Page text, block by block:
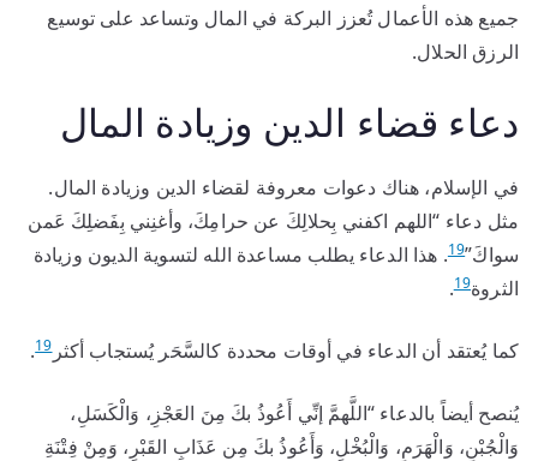
جميع هذه الأعمال تُعزز البركة في المال وتساعد على توسيع
الرزق الحلال.
دعاء قضاء الدين وزيادة المال
في الإسلام، هناك دعوات معروفة لقضاء الدين وزيادة المال.
مثل دعاء “اللهم اكفني بِحلالِكَ عن حرامِكَ، وأغنِني بِفَضلِكَ عَمن
سواكَ”19. هذا الدعاء يطلب مساعدة الله لتسوية الديون وزيادة
الثروة19
.
كما يُعتقد أن الدعاء في أوقات محددة كالسَّحَر يُستجاب أكثر19
.
يُنصح أيضاً بالدعاء “اللَّهمَّ إنِّي أَعُوذُ بكَ مِنَ العَجْزِ، وَالْكَسَلِ،
وَالْجُبْنِ، وَالْهَرَمِ، وَالْبُخْلِ، وَأَعُوذُ بكَ مِن عَذَابِ القَبْرِ، وَمِنْ فِتْنَةِ